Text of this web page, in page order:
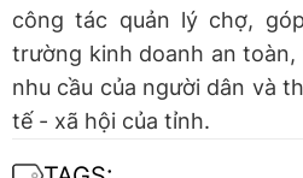
công tác quản lý chợ,
trường kinh doanh an
nhu cầu của người dân và
tế - xã hội của tỉnh.